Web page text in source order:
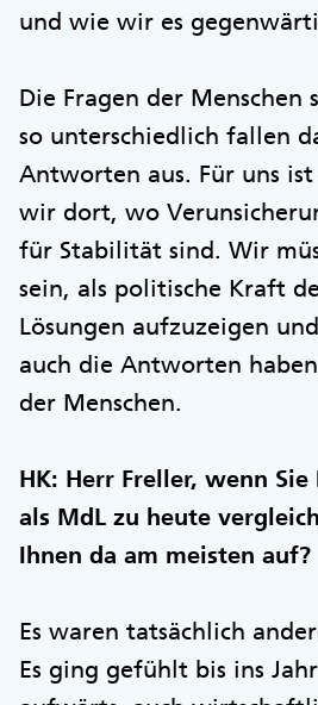
und wie wir es
Die Fragen der Menschen
so unterschiedlich fallen
Antworten aus. Für uns
wir dort, wo
für Stabilität sind. Wir
sein, als politische Kraft
Lösungen aufzuzeigen
auch die Antworten
der Menschen.
HK: Herr Freller, wenn
als MdL zu heute
Ihnen da am meisten auf?
Es waren tatsächlich
Es ging gefühlt bis ins